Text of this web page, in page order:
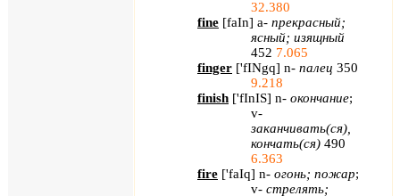
32.380
fine [faIn] a- прекрасный;
ясный; изящный
452 7.065
finger ['fINgq] n- палец 350
9.218
finish ['fInIS] n- окончание;
v-
заканчивать(ся),
кончать(ся) 490
6.363
fire ['faIq] n- огонь; пожар;
v- стрелять;